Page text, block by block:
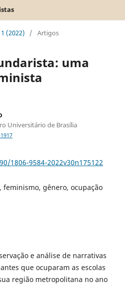
(2022) / Artigos
uma
Universitário de Brasília
1806-9584-2022v30n175122
feminismo, gênero, ocupação
e análise de narrativas
que ocuparam as escolas
região metropolitana no ano